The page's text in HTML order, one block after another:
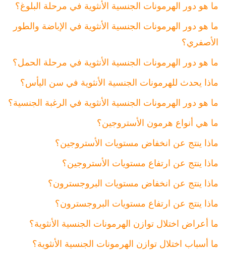
ما هو دور الهرمونات الجنسية الأنثوية في مرحلة البلوغ؟
ما هو دور الهرمونات الجنسية الأنثوية في الإباضة والطور
الأصفري؟
ما هو دور الهرمونات الجنسية الأنثوية في مرحلة الحمل؟
ماذا يحدث للهرمونات الجنسية الأنثوية في سن اليأس؟
ما هو دور الهرمونات الجنسية الأنثوية في الرغبة الجنسية؟
ما هي أنواع هرمون الأستروجين؟
ماذا ينتج عن انخفاض مستويات الأستروجين؟
ماذا ينتج عن ارتفاع مستويات الأستروجين؟
ماذا ينتج عن انخفاض مستويات البروجسترون؟
ماذا ينتج عن ارتفاع مستويات البروجسترون؟
ما أعراض اختلال توازن الهرمونات الجنسية الأنثوية؟
ما أسباب اختلال توازن الهرمونات الجنسية الأنثوية؟